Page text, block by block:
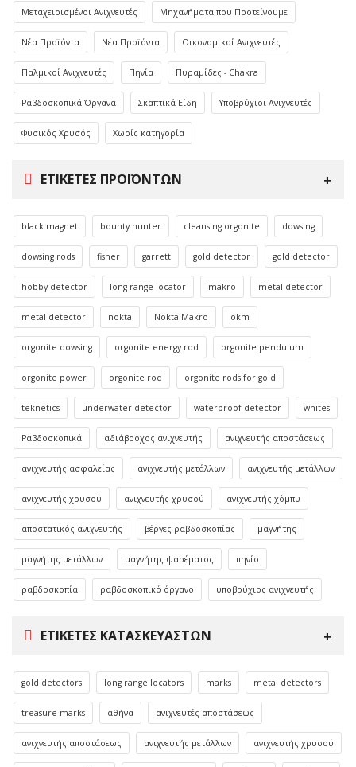
Μεταχειρισμένοι Ανιχνευτές Μηχανήματα που Προτείνουμε
Νέα Προϊόντα Νέα Προϊόντα Οικονομικοί Ανιχνευτές
Παλμικοί Ανιχνευτές Πηνία Πυραμίδες - Chakra
Ραβδοσκοπικά Όργανα Σκαπτικά Είδη Υποβρύχιοι Ανιχνευτές
Φυσικός Χρυσός Χωρίς κατηγορία
ΕΤΙΚΈΤΕΣ ΠΡΟΪΌΝΤΩΝ
black magnet bounty hunter cleansing orgonite dowsing
dowsing rods fisher garrett gold detector gold detector
hobby detector long range locator makro metal detector
metal detector nokta Nokta Makro okm
orgonite dowsing orgonite energy rod orgonite pendulum
orgonite power orgonite rod orgonite rods for gold
teknetics underwater detector waterproof detector whites
Ραβδοσκοπικά αδιάβροχος ανιχνευτής ανιχνευτής αποστάσεως
ανιχνευτής ασφαλείας ανιχνευτής μετάλλων ανιχνευτής μετάλλων
ανιχνευτής χρυσού ανιχνευτής χρυσού ανιχνευτής χόμπυ
αποστατικός ανιχνευτής βέργες ραβδοσκοπίας μαγνήτης
μαγνήτης μετάλλων μαγνήτης ψαρέματος πηνίο
ραβδοσκοπία ραβδοσκοπικό όργανο υποβρύχιος ανιχνευτής
ΕΤΙΚΈΤΕΣ ΚΑΤΑΣΚΕΥΑΣΤΏΝ
gold detectors long range locators marks metal detectors
treasure marks αθήνα ανιχνευτές αποστάσεως
ανιχνευτής αποστάσεως ανιχνευτής μετάλλων ανιχνευτής χρυσού